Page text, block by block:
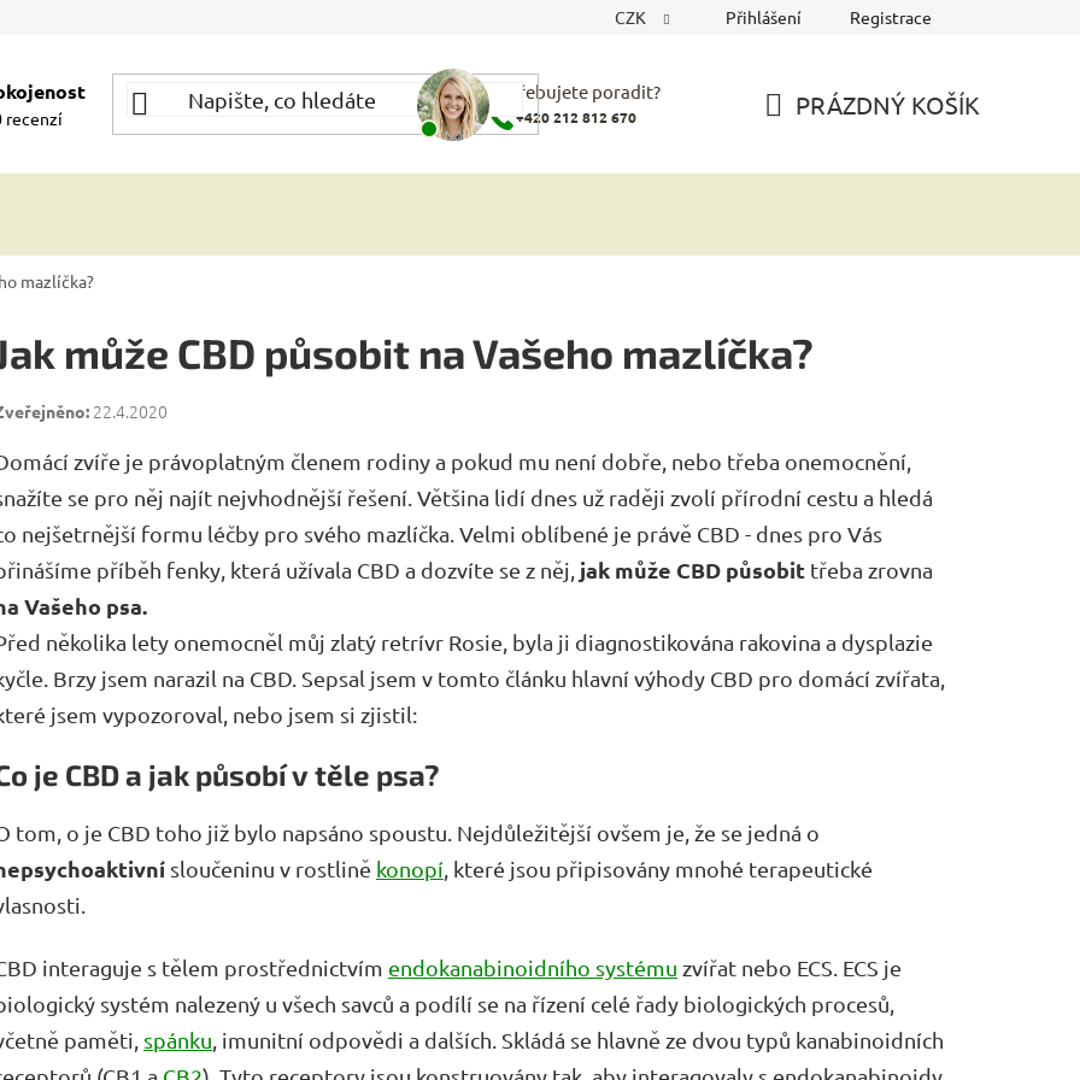
CZK Přihlášení Registrace
recenzí
Potřebujete poradit?
+420 212 812 670 PRÁZDNÝ KOŠÍK
mazlíčka?
může CBD působit na Vašeho mazlíčka?
22.4.2020
zvíře je právoplatným členem rodiny a pokud mu není dobře, nebo třeba onemocnění,
se pro něj najít nejvhodnější řešení. Většina lidí dnes už raději zvolí přírodní cestu a hledá
nejšetrnější formu léčby pro svého mazlíčka. Velmi oblíbené je právě CBD - dnes pro Vás
příběh fenky, která užívala CBD a dozvíte se z něj, jak může CBD působit třeba zrovna
Vašeho psa.
několika lety onemocněl můj zlatý retrívr Rosie, byla ji diagnostikována rakovina a dysplazie
Brzy jsem narazil na CBD. Sepsal jsem v tomto článku hlavní výhody CBD pro domácí zvířata,
jsem vypozoroval, nebo jsem si zjistil:
je CBD a jak působí v těle psa?
tom, o je CBD toho již bylo napsáno spoustu. Nejdůležitější ovšem je, že se jedná o
sloučeninu v rostlině konopí , které jsou připisovány mnohé terapeutické
interaguje s tělem prostřednictvím endokanabinoidního systému zvířat nebo ECS. ECS je
systém nalezený u všech savců a podílí se na řízení celé řady biologických procesů,
paměti, spánku , imunitní odpovědi a dalších. Skládá se hlavně ze dvou typů kanabinoidních